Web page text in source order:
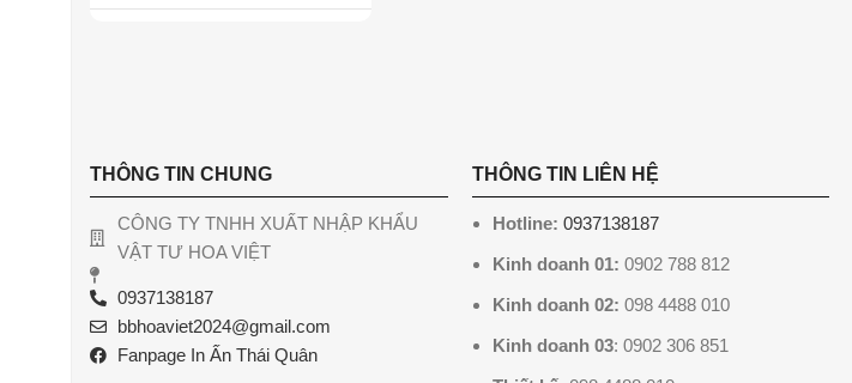
THÔNG TIN CHUNG
CÔNG TY TNHH XUẤT NHẬP KHẨU
VẬT TƯ HOA VIỆT
0937138187
bbhoaviet2024@gmail.com
Fanpage In Ấn Thái Quân
THÔNG TIN LIÊN HỆ
Hotline: 0937138187
Kinh doanh 01: 0902 788 812
Kinh doanh 02: 098 4488 010
Kinh doanh 03: 0902 306 851